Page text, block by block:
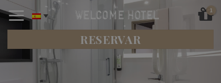
Skip
content
RESERVAR